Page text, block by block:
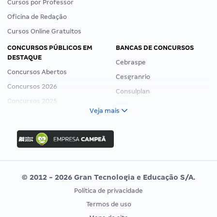
Cursos por Professor
Oficina de Redação
Cursos Online Gratuitos
CONCURSOS PÚBLICOS EM
DESTAQUE
Concursos Abertos
Concursos 2026
Concursos 2025
Concurso Ibama
Concurso MPU
Editais publicados
BANCAS DE CONCURSOS
Cebraspe
Cesgranrio
Consulplan
Vunesp
CONCURSOS POR PROFISSÃO
EXAME DE ORDEM
Veja mais
© 2012 - 2026 Gran Tecnologia e Educação S/A.
Política de privacidade
Termos de uso